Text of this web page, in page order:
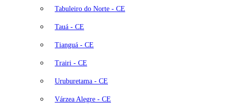
Tabuleiro do Norte - CE
Tauá - CE
Tianguá - CE
Trairi - CE
Uruburetama - CE
Várzea Alegre - CE